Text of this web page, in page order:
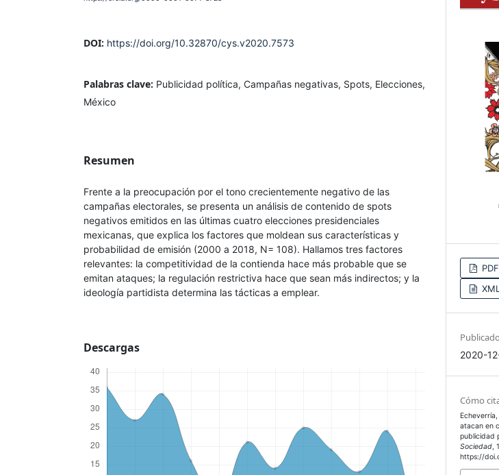
DOI: https://doi.org/10.32870/cys.v2020.7573
Palabras clave: Publicidad política, Campañas negativas, Spots, Elecciones,
México
Resumen
Frente a la preocupación por el tono crecientemente negativo de las
campañas electorales, se presenta un análisis de contenido de spots
negativos emitidos en las últimas cuatro elecciones presidenciales
mexicanas, que explica los factores que moldean sus características y
probabilidad de emisión (2000 a 2018, N= 108). Hallamos tres factores
relevantes: la competitividad de la contienda hace más probable que se
emitan ataques; la regulación restrictiva hace que sean más indirectos; y la
ideología partidista determina las tácticas a emplear.
Descargas
PDF
XML
Publicado
2020-
Cómo
atacan en
publicidad
Sociedad,
https://